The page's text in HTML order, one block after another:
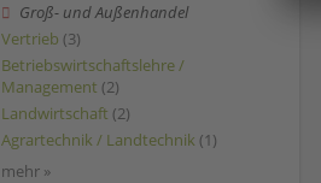
Groß- und Außenhandel
Vertrieb (3)
Betriebswirtschaftslehre /
Management (2)
Landwirtschaft (2)
Agrartechnik / Landtechnik (1)
mehr »